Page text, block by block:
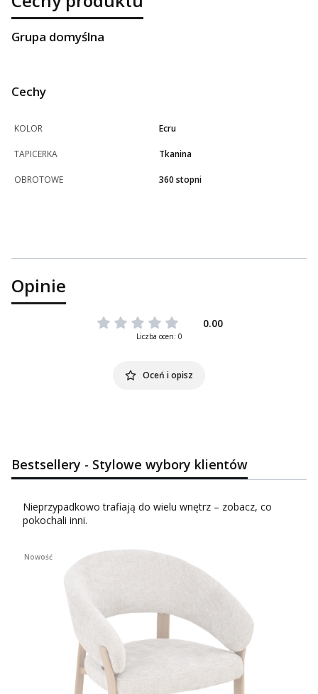
Grupa domyślna
Cechy
KOLOR Ecru
TAPICERKA Tkanina
OBROTOWE 360 stopni
Opinie
0.00
Liczba ocen: 0
Oceń i opisz
Bestsellery - Stylowe wybory klientów
Nieprzypadkowo trafiają do wielu wnętrz – zobacz, co
pokochali inni.
Nowość